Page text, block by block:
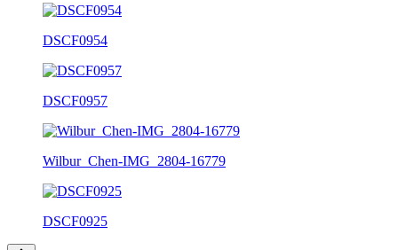
DSCF0954
DSCF0957
Wilbur_Chen-IMG_2804-16779
DSCF0925